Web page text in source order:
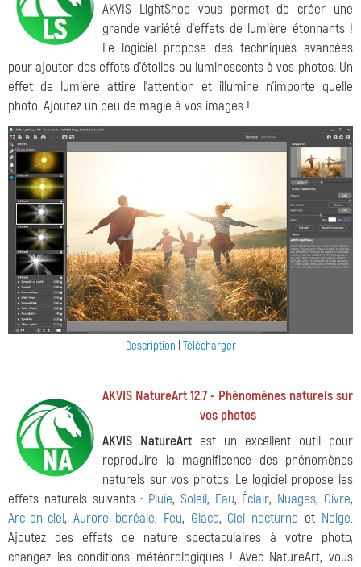
AKVIS LightShop vous permet de créer une
grande variété d'effets de lumière étonnants !
Le logiciel propose des techniques avancées
pour ajouter des effets d'étoiles ou luminescents à vos photos. Un
effet de lumière attire l'attention et illumine n'importe quelle
photo. Ajoutez un peu de magie à vos images !
Description Télécharger
AKVIS NatureArt 12.7 - Phénomènes naturels sur
vos photos
AKVIS NatureArt est un excellent outil pour
reproduire la magnificence des phénomènes
naturels sur vos photos. Le logiciel propose les
effets naturels suivants : Pluie, Soleil, Eau, Éclair, Nuages, Givre,
Arc-en-ciel, Aurore boréale, Feu, Glace, Ciel nocturne et Neige.
Ajoutez des effets de nature spectaculaires à votre photo,
changez les conditions météorologiques ! Avec NatureArt, vous